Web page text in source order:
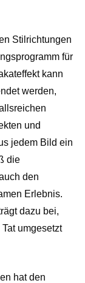
Stilrichtungen
für
kann
werden,
und
jedem Bild ein
die
den
Erlebnis.
dazu bei,
umgesetzt
hat den